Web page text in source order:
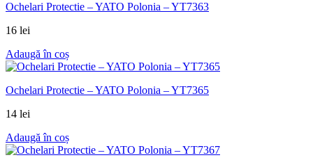
Ochelari Protectie – YATO Polonia – YT7363
16 lei
Adaugă în coș
Ochelari Protectie – YATO Polonia – YT7365
14 lei
Adaugă în coș